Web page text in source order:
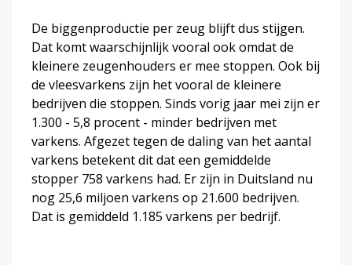
De biggenproductie per zeug blijft dus stijgen.
Dat komt waarschijnlijk vooral ook omdat de
kleinere zeugenhouders er mee stoppen. Ook bij
de vleesvarkens zijn het vooral de kleinere
bedrijven die stoppen. Sinds vorig jaar mei zijn er
1.300 - 5,8 procent - minder bedrijven met
varkens. Afgezet tegen de daling van het aantal
varkens betekent dit dat een gemiddelde
stopper 758 varkens had. Er zijn in Duitsland nu
nog 25,6 miljoen varkens op 21.600 bedrijven.
Dat is gemiddeld 1.185 varkens per bedrijf.